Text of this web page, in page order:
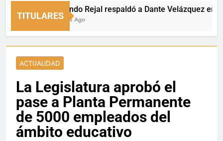
TITULARES
Fernando Rejal respaldó a Dante Velázquez en el
18 Horas Ago
ACTUALIDAD
La Legislatura aprobó el
pase a Planta Permanente
de 5000 empleados del
ámbito educativo